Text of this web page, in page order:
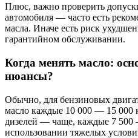
Плюс, важно проверить
автомобиля — часто есть
масла. Иначе есть риск
гарантийном обслуживании.
Когда менять масло:
нюансы?
Обычно, для бензиновых
масло каждые 10 000 — 15 000
дизелей — чаще, каждые 7 500
использовании тяжелых